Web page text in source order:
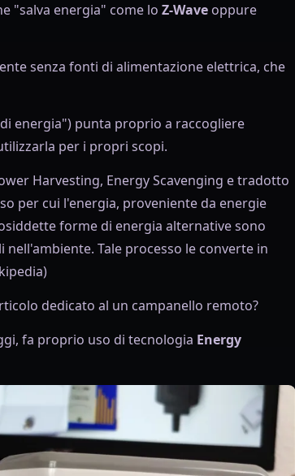
"salva energia" come lo Z-Wave oppure
senza fonti di alimentazione elettrica, che
energia") punta proprio a raccogliere
per i propri scopi.
Harvesting, Energy Scavenging e tradotto
per cui l'energia, proveniente da energie
forme di energia alternative sono
Tale processo le converte in
dedicato al un campanello remoto?
fa proprio uso di tecnologia Energy